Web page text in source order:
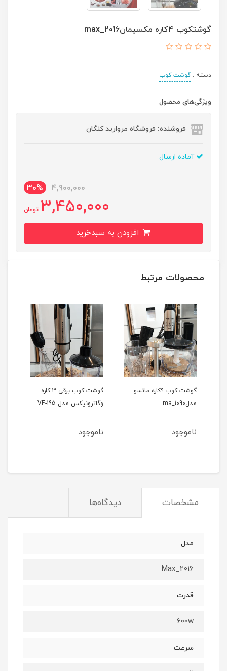
گوشتکوب ۴کاره مکسیمانmax_2016
دسته :گوشت کوب
ویژگی‌های محصول
فروشنده: فروشگاه مروارید کنگان
آماده ارسال
4,900,000
30%
3,450,000 تومان
محصولات مرتبط
گوشت کوب ۹کاره ماتسو
مدلma_1090
ناموجود
گوشت کوب برقی 3 کاره
وگاترونیکس مدل VE-195
ناموجود
مشخصات دیدگاه‌ها
مدل
Max_2016
قدرت
600w
سرعت